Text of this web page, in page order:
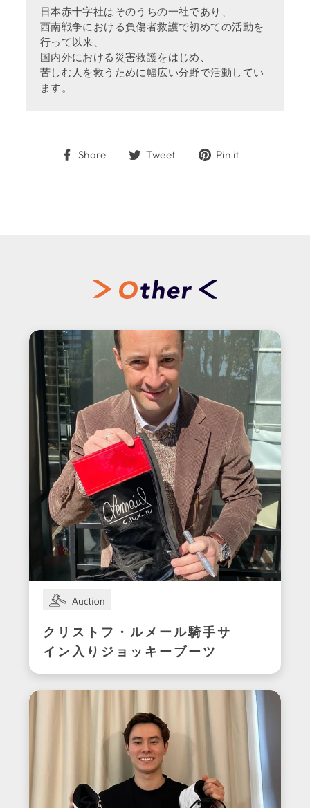
日本赤十字社はそのうちの一社であり、
西南戦争における負傷者救護で初めての活動を
行って以来、
国内外における災害救護をはじめ、
苦しむ人を救うために幅広い分野で活動してい
ます。
Share
ShareTweet
TweetPin it
クリストフ・ルメール騎手サ
イン入りジョッキーブーツ